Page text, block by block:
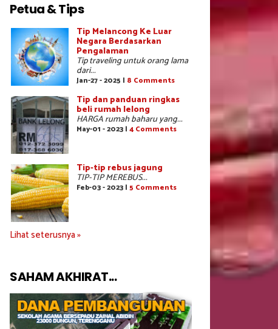
Petua & Tips
Tip Melancong Ke Luar
Negara Berdasarkan
Pengalaman
Tip traveling untuk orang lama
dari...
Jan-27 - 2025 | 8 Comments
Tip dan panduan ringkas
beli rumah lelong
HARGA rumah baharu yang...
May-01 - 2023 | 4 Comments
Tip-tip rebus jagung
TIP-TIP MEREBUS...
Feb-03 - 2023 | 5 Comments
Lihat seterusnya »
SAHAM AKHIRAT...